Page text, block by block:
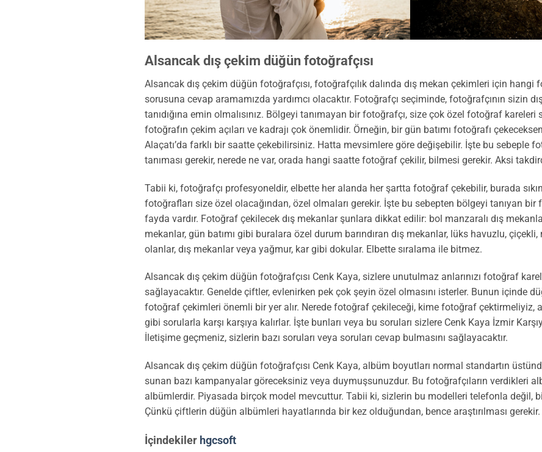
Alsancak dış çekim düğün fotoğrafçısı
Alsancak dış çekim düğün fotoğrafçısı, fotoğrafçılık dalında dış mekan çekimleri için hangi
sorusuna cevap aramamızda yardımcı olacaktır. Fotoğrafçı seçiminde, fotoğrafçının sizin
tanıdığına emin olmalısınız. Bölgeyi tanımayan bir fotoğrafçı, size çok özel fotoğraf
fotoğrafın çekim açıları ve kadrajı çok önemlidir. Örneğin, bir gün batımı fotoğrafı
Alaçatı’da farklı bir saatte çekebilirsiniz. Hatta mevsimlere göre değişebilir. İşte bu sebeple
tanıması gerekir, nerede ne var, orada hangi saatte fotoğraf çekilir, bilmesi gerekir. Aksi
Tabii ki, fotoğrafçı profesyoneldir, elbette her alanda her şartta fotoğraf çekebilir, burada
fotoğrafları size özel olacağından, özel olmaları gerekir. İşte bu sebepten bölgeyi tanıyan bir
fayda vardır. Fotoğraf çekilecek dış mekanlar şunlara dikkat edilir: bol manzaralı dış
mekanlar, gün batımı gibi buralara özel durum barındıran dış mekanlar, lüks havuzlu,
olanlar, dış mekanlar veya yağmur, kar gibi dokular. Elbette sıralama ile bitmez.
Alsancak dış çekim düğün fotoğrafçısı Cenk Kaya, sizlere unutulmaz anlarınızı fotoğraf
sağlayacaktır. Genelde çiftler, evlenirken pek çok şeyin özel olmasını isterler. Bunun içinde
fotoğraf çekimleri önemli bir yer alır. Nerede fotoğraf çekileceği, kime fotoğraf çektirmeliyiz,
gibi sorularla karşı karşıya kalırlar. İşte bunları veya bu soruları sizlere Cenk Kaya İzmir
İletişime geçmeniz, sizlerin bazı soruları veya soruları cevap bulmasını sağlayacaktır.
Alsancak dış çekim düğün fotoğrafçısı Cenk Kaya, albüm boyutları normal standartın
sunan bazı kampanyalar göreceksiniz veya duymuşsunuzdur. Bu fotoğrafçıların verdikleri
albümlerdir. Piyasada birçok model mevcuttur. Tabii ki, sizlerin bu modelleri telefonla değil,
Çünkü çiftlerin düğün albümleri hayatlarında bir kez olduğundan, bence araştırılması gerekir.
İçindekiler hgcsoft